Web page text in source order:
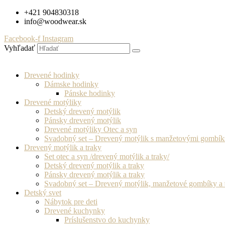
Preskočiť+421 904830318
info@woodwear.sk
Facebook-f Instagram
Vyhľadať
Drevené hodinky
Dámske hodinky
Pánske hodinky
Drevené motýliky
Detský drevený motýlik
Pánsky drevený motýlik
Drevené motýliky Otec a syn
Svadobný set – Drevený motýlik s manžetovými
Drevený motýlik a traky
Set otec a syn /drevený motýlik a traky/
Detský drevený motýlik a traky
Pánsky drevený motýlik a traky
Svadobný set – Drevený motýlik, manžetové gombíky a
Detský svet
Nábytok pre deti
Drevené kuchynky
Príslušenstvo do kuchynky